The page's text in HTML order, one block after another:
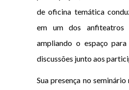
de oficina temática
em um dos anfiteatros
ampliando o espaço
discussões junto aos
Sua presença no